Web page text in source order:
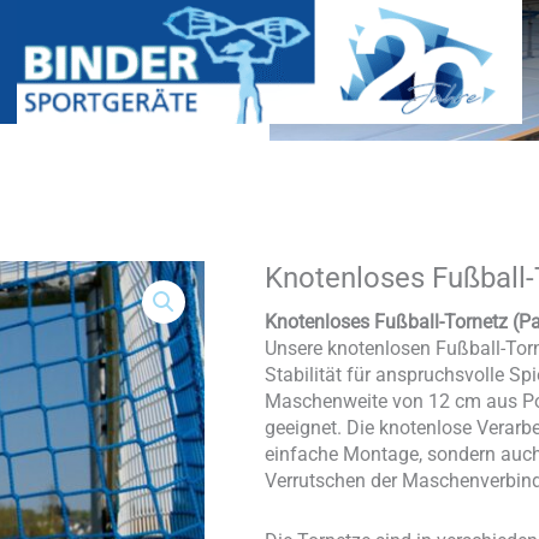
Knotenloses
Knotenloses Fußball-Tornetz
Unsere knotenlosen Fußball-
Stabilität für anspruchsvolle
Maschenweite von 12 cm aus
geeignet. Die knotenlose
einfache Montage, sondern
Verrutschen der
Knotenloses
Tornetz
(Paar)
Menge